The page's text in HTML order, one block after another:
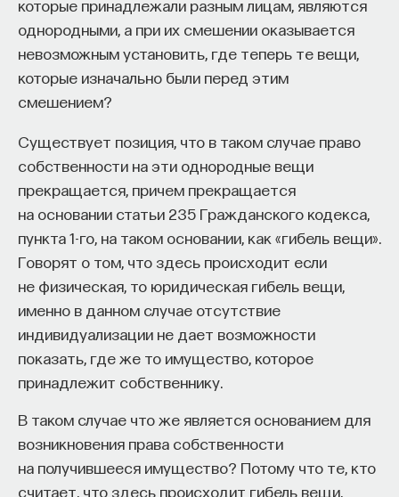
которые принадлежали разным лицам, являются
однородными, а при их смешении оказывается
невозможным установить, где теперь те вещи,
которые изначально были перед этим
смешением?
Существует позиция, что в таком случае право
собственности на эти однородные вещи
прекращается, причем прекращается
на основании статьи 235 Гражданского кодекса,
пункта 1-го, на таком основании, как «гибель вещи».
Говорят о том, что здесь происходит если
не физическая, то юридическая гибель вещи,
именно в данном случае отсутствие
индивидуализации не дает возможности
показать, где же то имущество, которое
принадлежит собственнику.
В таком случае что же является основанием для
возникновения права собственности
на получившееся имущество? Потому что те, кто
считает, что здесь происходит гибель вещи,
НАД МАТЕРИАЛОМ РАБОТАЛИ
ПостНаука
НАУКА
237 публикаций
ФИЛОСОФСКИЙ ПОИСК: НАЧАЛА
главным образом нидерландским психологом
Марселем Зеленбергом, на протяжении
десятилетий показывают, что люди во многом
руководствуются предполагаемыми
сожалениями, а выигрыш является
Например, Зеленберг обнаруживает интересный
факт. Выбирая между двумя коробками, как
в «Поле чудес», индивиды осведомлены о том,
что, если они выберут коробку А, они узнают, что
лежало в коробке Б: в конце программы будут
открыты обе. А если они выберут коробку Б,
то они не узнают, что лежало в коробке А:
та останется закрытой. Они уверенно выбирают Б,
потому что, получив Б, они никогда не узнают, что
еще они могли бы выиграть, а взяв А, узнали бы,
Старая теория решений говорила, что индивиды
могут избегать рисков. В действительности они
избегают не рисков, а сожалений. В некоторых